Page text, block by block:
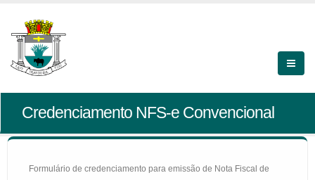
Credenciamento NFS-e Convencional
Formulário de credenciamento para emissão de Nota Fiscal de